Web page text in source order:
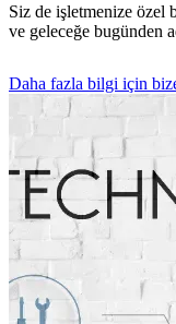
Siz de işletmenize özel
ve geleceğe bugünden
Daha fazla bilgi için